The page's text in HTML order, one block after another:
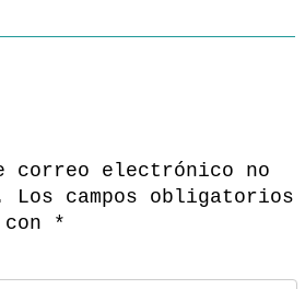
correo electrónico no
Los campos obligatorios
*